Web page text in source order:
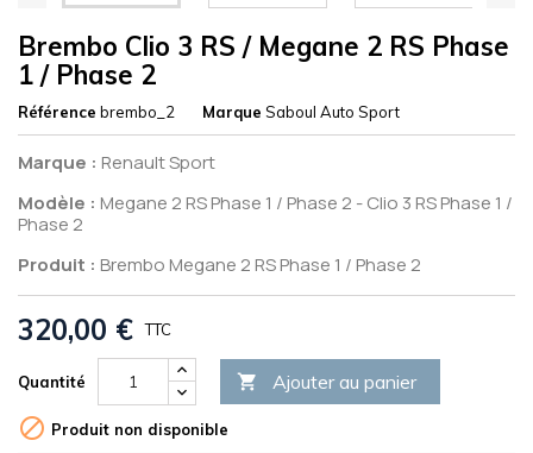
Brembo Clio 3 RS / Megane 2 RS Phase
1 / Phase 2
Référence brembo_2 Marque Saboul Auto Sport
Marque : Renault Sport
Modèle : Megane 2 RS Phase 1 / Phase 2 - Clio 3 RS Phase 1 /
Phase 2
Produit : Brembo Megane 2 RS Phase 1 / Phase 2
320,00 € TTC
Quantité  Ajouter au panier
 Produit non disponible